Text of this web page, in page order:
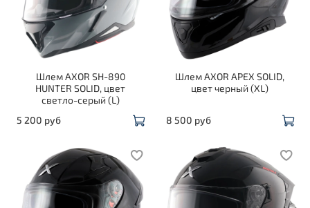
Шлем AXOR SH-890
HUNTER SOLID, цвет
светло-серый (L)
5 200 руб
Шлем AXOR APEX SOLID,
цвет черный (XL)
8 500 руб